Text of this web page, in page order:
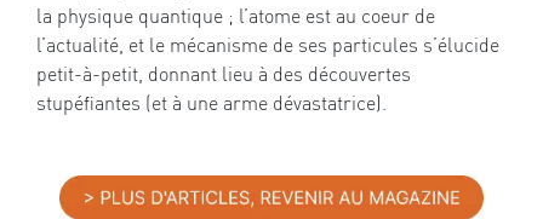
la physique quantique ; l’atome est au coeur de
l’actualité, et le mécanisme de ses particules s’élucide
petit-à-petit, donnant lieu à des découvertes
stupéfiantes (et à une arme dévastatrice).